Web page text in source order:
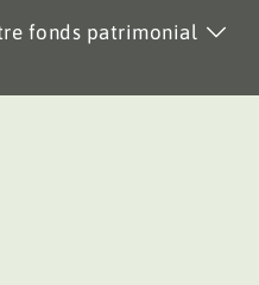
fonds patrimonial